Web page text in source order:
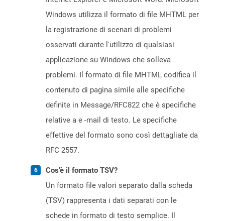
Windows utilizza il formato di file MHTML per
la registrazione di scenari di problemi
osservati durante l'utilizzo di qualsiasi
applicazione su Windows che solleva
problemi. Il formato di file MHTML codifica il
contenuto di pagina simile alle specifiche
definite in Message/RFC822 che è specifiche
relative a e -mail di testo. Le specifiche
effettive del formato sono così dettagliate da
RFC 2557.
Cos'è il formato TSV?
Un formato file valori separato dalla scheda
(TSV) rappresenta i dati separati con le
schede in formato di testo semplice. Il